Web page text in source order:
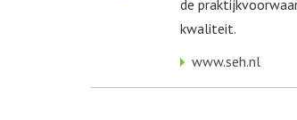
de
kwaliteit.
www.seh.nl